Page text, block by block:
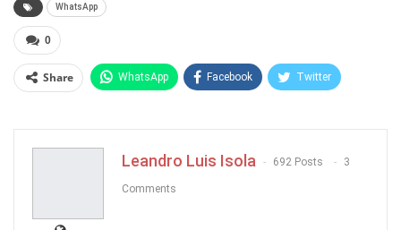
WhatsApp
0
Share WhatsApp Facebook Twitter
Leandro Luis Isola 692 Posts 3
Comments